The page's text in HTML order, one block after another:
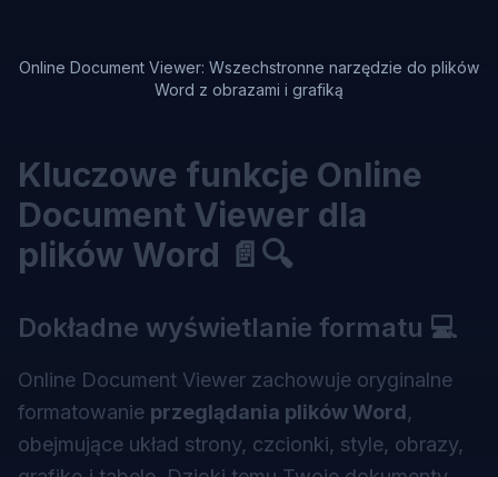
Online Document Viewer: Wszechstronne narzędzie do plików
Word z obrazami i grafiką
Kluczowe funkcje Online
Document Viewer dla
plików Word 📄🔍
Dokładne wyświetlanie formatu 💻
Online Document Viewer zachowuje oryginalne
formatowanie przeglądania plików Word,
obejmujące układ strony, czcionki, style, obrazy,